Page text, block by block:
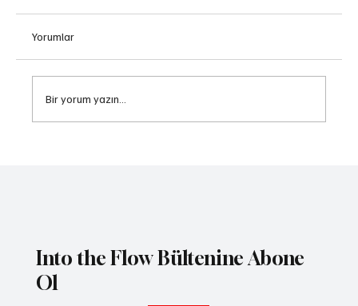
Yorumlar
Bir yorum yazın...
Into the Flow Bültenine Abone
Ol